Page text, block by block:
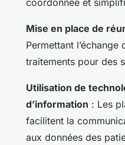
coordonnée et
Mise en place de
Permettant l’échange
traitements pour des
Utilisation de
d’information : Les
facilitent la
aux données des